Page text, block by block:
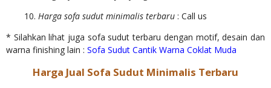
10. Harga sofa sudut minimalis terbaru : Call us
* Silahkan lihat juga sofa sudut terbaru dengan motif, desain dan
warna finishing lain : Sofa Sudut Cantik Warna Coklat Muda
Harga Jual Sofa Sudut Minimalis Terbaru